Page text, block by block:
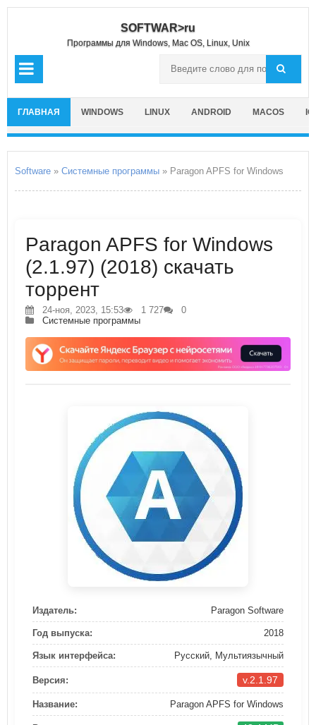
SOFTWAR>ru
Программы для Windows, Mac OS, Linux, Unix
ГЛАВНАЯ WINDOWS LINUX ANDROID MACOS
Software » Системные программы » Paragon APFS for Windows
Paragon APFS for Windows
(2.1.97) (2018) скачать
торрент
24-ноя, 2023, 15:53 1 727
0
Системные программы
Издатель: Paragon Software
Год выпуска: 2018
Язык интерфейса: Русский, Мультиязычный
Версия: v.2.1.97
Название: Paragon APFS for Windows